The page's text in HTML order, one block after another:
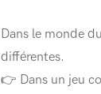
Dans le monde
différentes.
👉 Dans un jeu